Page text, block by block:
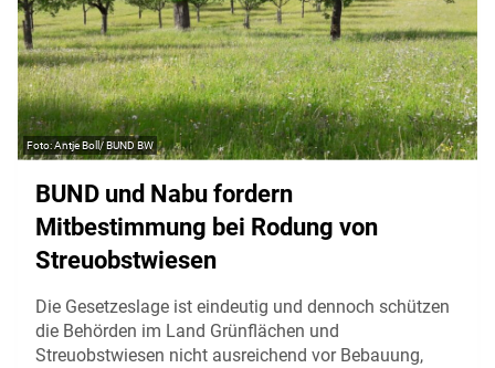
Antje Boll/ BUND BW
BUND und Nabu fordern
Mitbestimmung bei Rodung von
Streuobstwiesen
Die Gesetzeslage ist eindeutig und dennoch schützen
die Behörden im Land Grünflächen und
Streuobstwiesen nicht ausreichend vor Bebauung,